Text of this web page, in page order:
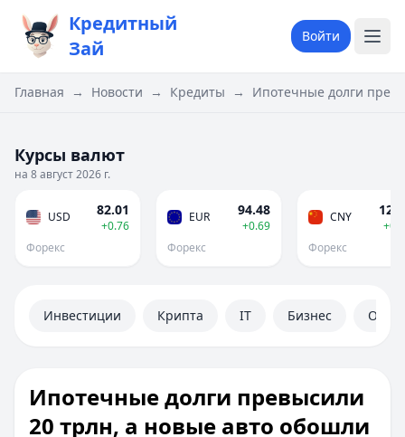
Кредитный
Зай
Войти
Главная → Новости → Кредиты → Ипотечные долги
Курсы валют
на 8 август 2026 г.
USD 82.01
+0.76
Форекс
EUR 94.48
+0.69
Форекс
CNY
Форекс
Инвестиции Крипта IT Бизнес
Ипотечные долги превысили
20 трлн, а новые авто обошли